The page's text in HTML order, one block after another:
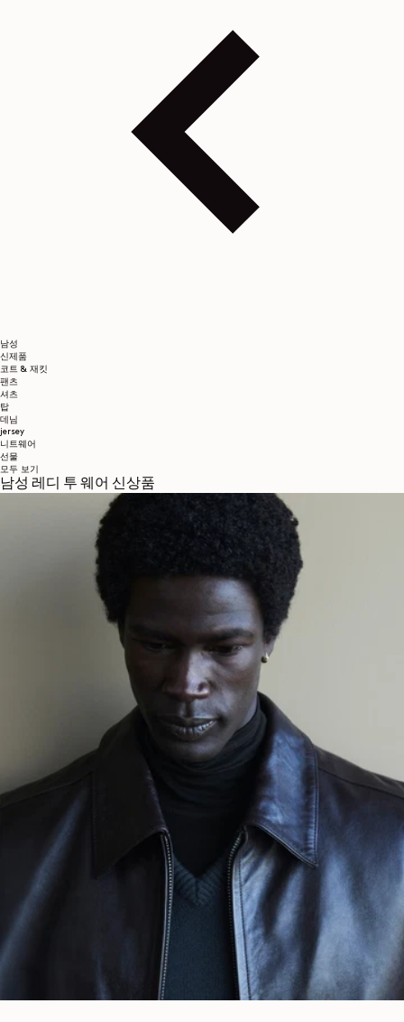
남성
신제품
코트 & 재킷
팬츠
셔츠
탑
데님
jersey
니트웨어
선물
모두 보기
남성 레디 투 웨어 신상품